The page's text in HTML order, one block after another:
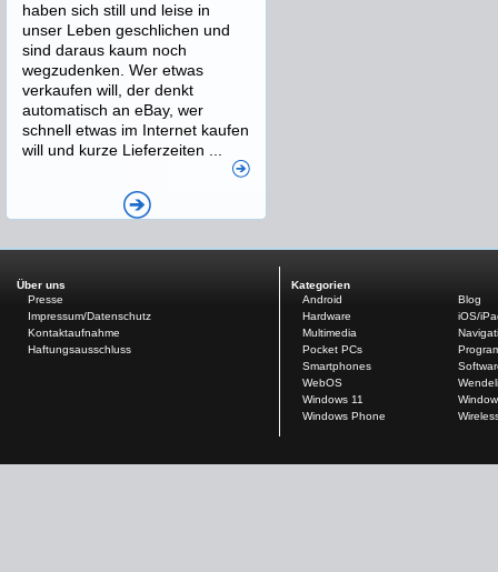
haben sich still und leise in
unser Leben geschlichen und
sind daraus kaum noch
wegzudenken. Wer etwas
verkaufen will, der denkt
automatisch an eBay, wer
schnell etwas im Internet kaufen
will und kurze Lieferzeiten ...
Über uns
Presse
Impressum/Datenschutz
Kontaktaufnahme
Haftungsausschluss
Kategorien
Android
Blog
Hardware
iOS/
Multimedia
Pocket PCs
Smartphones
WebOS
Windows 11
Windows Phone